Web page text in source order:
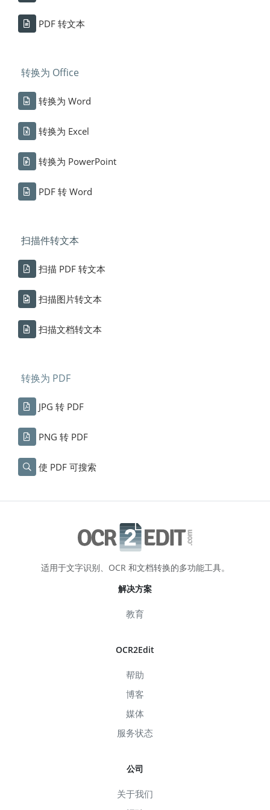
PDF 转文本
转换为 Office
转换为 Word
转换为 Excel
转换为 PowerPoint
PDF 转 Word
扫描件转文本
扫描 PDF 转文本
扫描图片转文本
扫描文档转文本
转换为 PDF
JPG 转 PDF
PNG 转 PDF
使 PDF 可搜索
适用于文字识别、OCR 和文档转换的多功能工具。
解决方案
教育
OCR2Edit
帮助
博客
媒体
服务状态
公司
关于我们